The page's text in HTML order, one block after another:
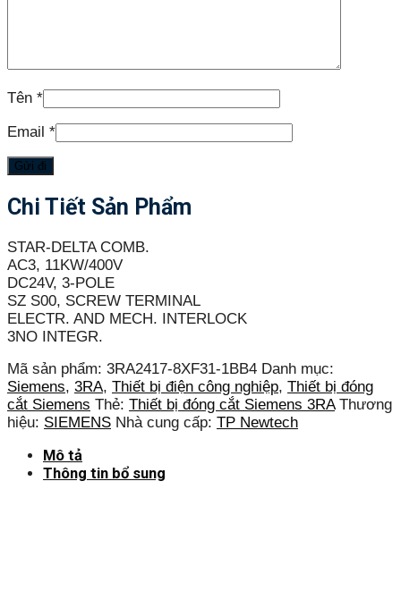
Tên *
Email *
Chi Tiết Sản Phẩm
STAR-DELTA COMB.
AC3, 11KW/400V
DC24V, 3-POLE
SZ S00, SCREW TERMINAL
ELECTR. AND MECH. INTERLOCK
3NO INTEGR.
Mã sản phẩm: 3RA2417-8XF31-1BB4 Danh mục:
Siemens, 3RA, Thiết bị điện công nghiệp, Thiết bị đóng
cắt Siemens Thẻ: Thiết bị đóng cắt Siemens 3RA Thương
hiệu: SIEMENS Nhà cung cấp: TP Newtech
Mô tả
Thông tin bổ sung